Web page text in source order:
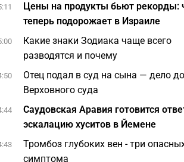
Цены на продукты бьют рекорды:
теперь подорожает в Израиле
Какие знаки Зодиака чаще всего
разводятся и почему
Отец подал в суд на сына — дело
Верховного суда
Саудовская Аравия готовится
эскалацию хуситов в Йемене
Тромбоз глубоких вен - три
симптома